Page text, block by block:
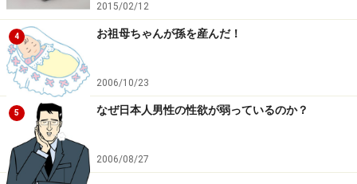
同時に試す事もあります。時には、内部形状と素材硬度
の異なる合計48種類の試作品のテストを1度に試した事
もありました。
しかし、それはデザインと機能を徹底的にテストするた
めに必要なことと考えております。人間の五感を最大限
に活用し、最高の商品に仕上げていくためです。
2015/02/12
4 お祖母ちゃんが孫を産んだ！
2006/10/23
5 なぜ日本人男性の性欲が弱っているのか？
2006/08/27